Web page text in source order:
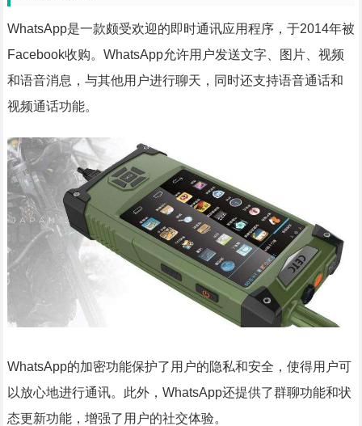
WhatsApp是一款颇受欢迎的即时通讯应用程序，于2014年被
Facebook收购。WhatsApp允许用户发送文字、图片、视频
和语音消息，与其他用户进行聊天，同时还支持语音通话和
视频通话功能。
WhatsApp的加密功能保护了用户的隐私和安全，使得用户可
以放心地进行通讯。此外，WhatsApp还提供了群聊功能和状
态更新功能，增强了用户的社交体验。